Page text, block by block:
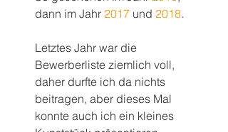
dann im Jahr 2017 und 2018.
Letztes Jahr war die
Bewerberliste ziemlich voll,
daher durfte ich da nichts
beitragen, aber dieses Mal
konnte auch ich ein kleines